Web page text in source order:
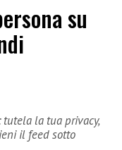
su
tutela la tua privacy,
il feed sotto